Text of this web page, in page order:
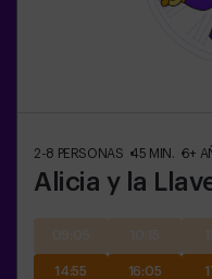
2-8 PERSONAS 45 MIN. 6+
Alicia y la
14:55 16:05